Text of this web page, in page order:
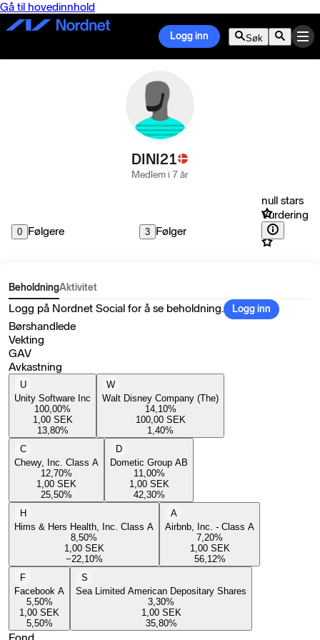
Gå til hovedinnhold
Logg inn Søk
DINI21
Medlem i 7 år
0 Følgere 3 Følger
null stars
Vurdering
BeholdningAktivitet
Logg på Nordnet Social for å se beholdning. Logg inn
Børshandlede
Vekting
GAV
Avkastning
U
Unity Software Inc
100,00%
1,00 SEK
13,80%
W
Walt Disney Company (The)
14,10%
100,00 SEK
1,40%
C
Chewy, Inc. Class A
12,70%
1,00 SEK
25,50%
D
Dometic Group AB
11,00%
1,00 SEK
42,30%
H
Hims & Hers Health, Inc. Class A
8,50%
1,00 SEK
−22,10%
A
Airbnb, Inc. - Class A
7,20%
1,00 SEK
56,12%
F
Facebook A
5,50%
1,00 SEK
5,50%
S
Sea Limited American Depositary Shares
3,30%
1,00 SEK
35,80%